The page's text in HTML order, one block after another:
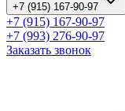
+7 (915) 167-90-97
+7 (915) 167-90-97
+7 (993) 276-90-97
Заказать звонок